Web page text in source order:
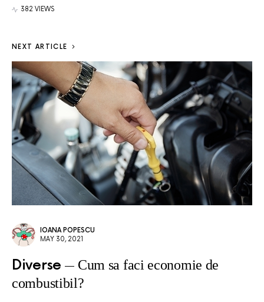
382 VIEWS
NEXT ARTICLE
IOANA POPESCU
MAY 30, 2021
Diverse
Cum sa faci economie de
combustibil?